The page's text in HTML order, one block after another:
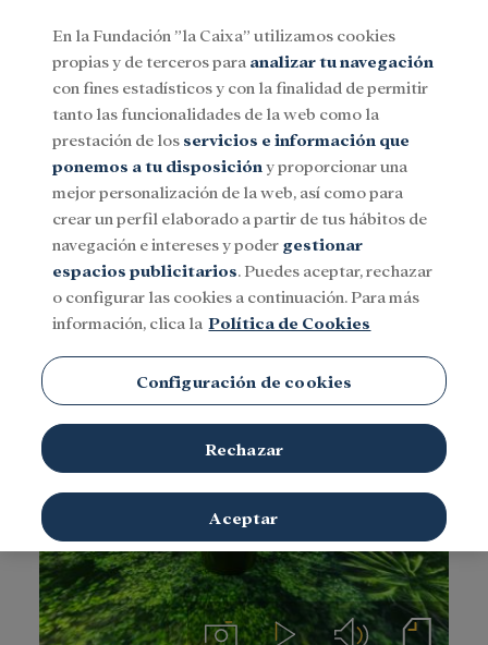
Menu
SocialInvestigación y becasCultura
Ciencia
ImágenesVideos Audios Notas de prensa
En la Fundación ”la Caixa” utilizamos cookies
propias y de terceros para analizar tu navegación
con fines estadísticos y con la finalidad de permitir
tanto las funcionalidades de la web como la
prestación de los servicios e información que
ponemos a tu disposición y proporcionar una
mejor personalización de la web, así como para
crear un perfil elaborado a partir de tus hábitos de
navegación e intereses y poder gestionar
espacios publicitarios. Puedes aceptar, rechazar
o configurar las cookies a continuación. Para más
información, clica la Política de Cookies
Configuración de cookies
Rechazar
Aceptar